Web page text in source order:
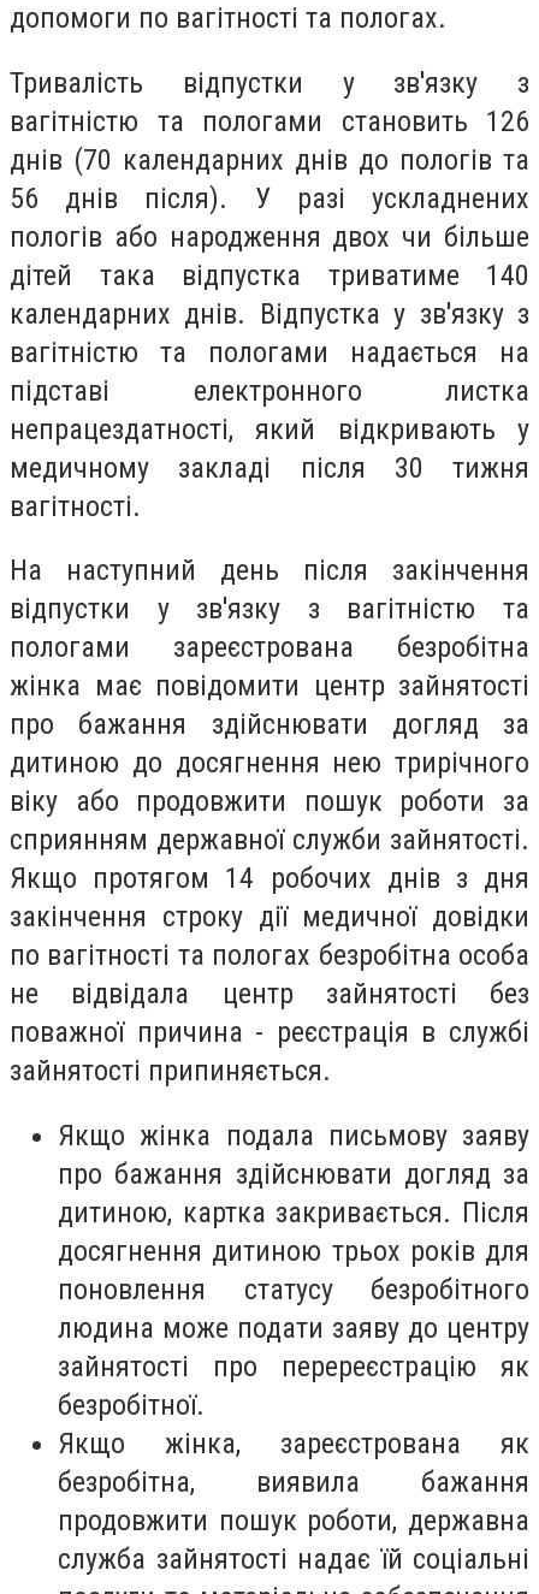
допомоги по вагітності та пологах.
Тривалість відпустки у зв'язку з
вагітністю та пологами становить 126
днів (70 календарних днів до пологів та
56 днів після). У разі ускладнених
пологів або народження двох чи більше
дітей така відпустка триватиме 140
календарних днів. Відпустка у зв'язку з
вагітністю та пологами надається на
підставі електронного листка
непрацездатності, який відкривають у
медичному закладі після 30 тижня
вагітності.
На наступний день після закінчення
відпустки у зв'язку з вагітністю та
пологами зареєстрована безробітна
жінка має повідомити центр зайнятості
про бажання здійснювати догляд за
дитиною до досягнення нею трирічного
віку або продовжити пошук роботи за
сприянням державної служби зайнятості.
Якщо протягом 14 робочих днів з дня
закінчення строку дії медичної довідки
по вагітності та пологах безробітна особа
не відвідала центр зайнятості без
поважної причина - реєстрація в службі
зайнятості припиняється.
Якщо жінка подала письмову заяву
про бажання здійснювати догляд за
дитиною, картка закривається. Після
досягнення дитиною трьох років для
поновлення статусу безробітного
людина може подати заяву до центру
зайнятості про перереєстрацію як
безробітної.
Якщо жінка, зареєстрована як
безробітна, виявила бажання
продовжити пошук роботи, державна
служба зайнятості надає їй соціальні